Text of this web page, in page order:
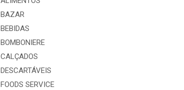
BAZAR
BEBIDAS
BOMBONIERE
CALÇADOS
DESCARTÁVEIS
FOODS SERVICE